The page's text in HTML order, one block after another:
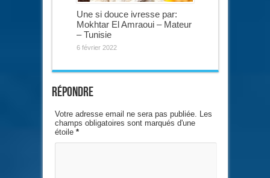
Une si douce ivresse par:
Mokhtar El Amraoui – Mateur
– Tunisie
6 février 2022
Répondre
Votre adresse email ne sera pas publiée. Les
champs obligatoires sont marqués d'une
étoile *